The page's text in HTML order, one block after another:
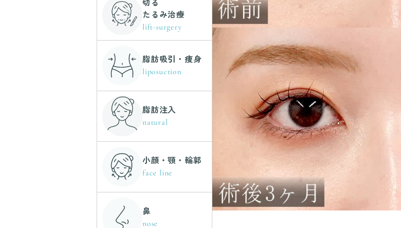
たるみ治療
lift-surgery
脂肪吸引・痩身
liposuction
脂肪注入
natural
小顔・顎・輪郭
face line
鼻
nose